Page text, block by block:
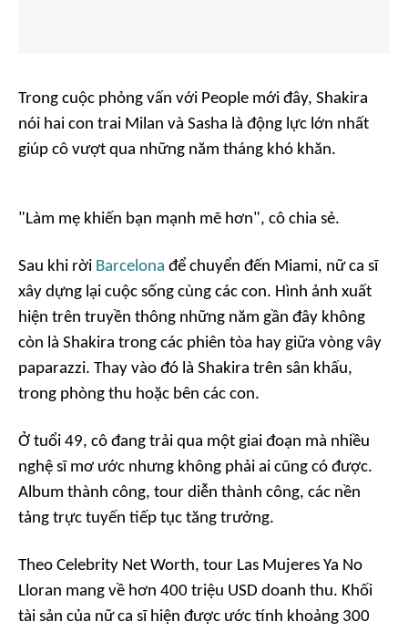
Trong cuộc phỏng vấn với People mới đây, Shakira
nói hai con trai Milan và Sasha là động lực lớn nhất
giúp cô vượt qua những năm tháng khó khăn.
"Làm mẹ khiến bạn mạnh mẽ hơn", cô chia sẻ.
Sau khi rời Barcelona để chuyển đến Miami, nữ ca sĩ
xây dựng lại cuộc sống cùng các con. Hình ảnh xuất
hiện trên truyền thông những năm gần đây không
còn là Shakira trong các phiên tòa hay giữa vòng vây
paparazzi. Thay vào đó là Shakira trên sân khấu,
trong phòng thu hoặc bên các con.
Ở tuổi 49, cô đang trải qua một giai đoạn mà nhiều
nghệ sĩ mơ ước nhưng không phải ai cũng có được.
Album thành công, tour diễn thành công, các nền
tảng trực tuyến tiếp tục tăng trưởng.
Theo Celebrity Net Worth, tour Las Mujeres Ya No
Lloran mang về hơn 400 triệu USD doanh thu. Khối
tài sản của nữ ca sĩ hiện được ước tính khoảng 300